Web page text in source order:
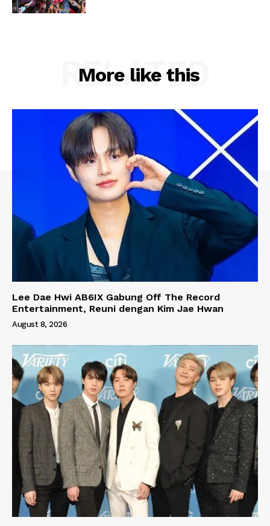
More like this
RELATED
Lee Dae Hwi AB6IX Gabung Off The Record
Entertainment, Reuni dengan Kim Jae Hwan
August 8, 2026